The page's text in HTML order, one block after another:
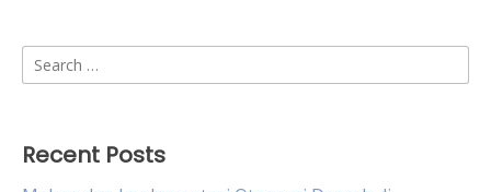
Search
for:
Recent Posts